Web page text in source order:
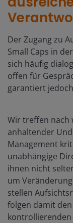
Der Zugang zu
Small Caps in
sich häufig
offen für
garantiert
Wir treffen nach
anhaltender
Management
unabhängige
ihnen nicht
um
stellen
folgen damit